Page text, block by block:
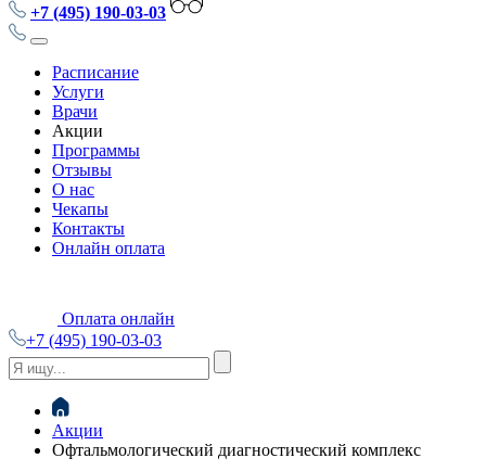
+7 (495) 190-03-03
Расписание
Услуги
Врачи
Акции
Программы
Отзывы
О нас
Чекапы
Контакты
Онлайн оплата
Оплата онлайн
+7 (495) 190-03-03
Акции
Офтальмологический диагностический комплекс